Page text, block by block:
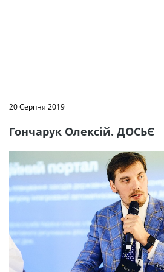
20 Серпня 2019
Гончарук Олексій. ДОСЬЄ